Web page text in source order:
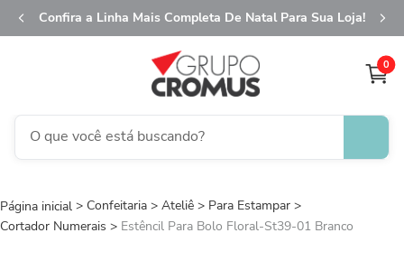
Confira a Linha Mais Completa De Natal Para Sua Loja!
0
O que você está buscando?
Confeitaria Ateliê
Para Estampar
Cortador Numerais
Estêncil Para Bolo Floral-St39-01 Branco
1º
fita aramada